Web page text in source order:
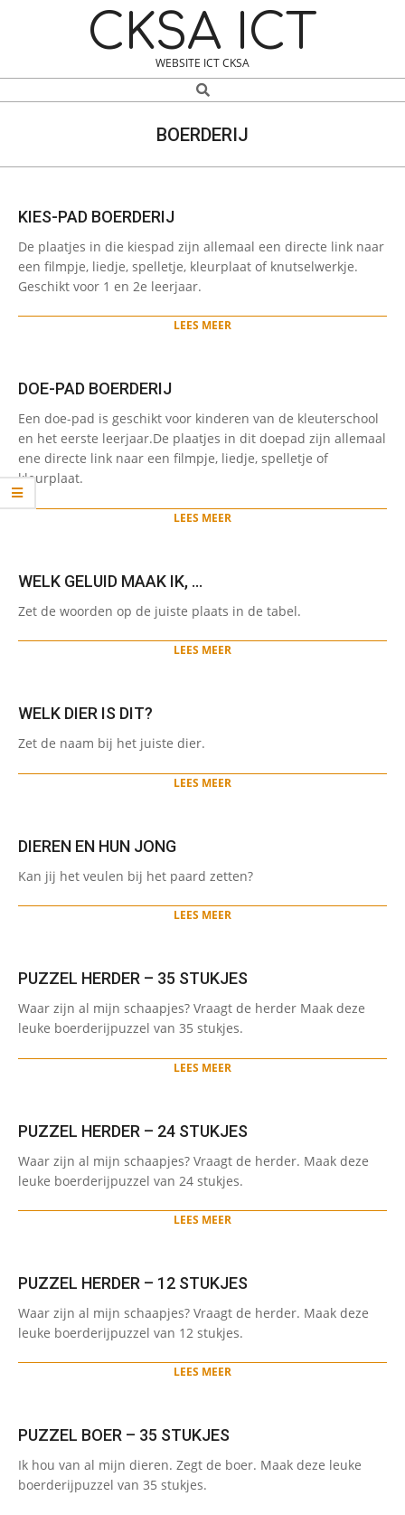
CKSA ICT
WEBSITE ICT CKSA
Search
BOERDERIJ
KIES-PAD BOERDERIJ
01-
15
De plaatjes in die kiespad zijn allemaal een directe link naar
een filmpje, liedje, spelletje, kleurplaat of knutselwerkje.
Geschikt voor 1 en 2e leerjaar.
LEES MEER
DOE-PAD BOERDERIJ
01-
15
Een doe-pad is geschikt voor kinderen van de kleuterschool
en het eerste leerjaar.De plaatjes in dit doepad zijn allemaal
ene directe link naar een filmpje, liedje, spelletje of
kleurplaat.
LEES MEER
WELK GELUID MAAK IK, …
05-
10
Zet de woorden op de juiste plaats in de tabel.
LEES MEER
WELK DIER IS DIT?
05-
10
Zet de naam bij het juiste dier.
LEES MEER
DIEREN EN HUN JONG
05-
10
Kan jij het veulen bij het paard zetten?
LEES MEER
PUZZEL HERDER – 35 STUKJES
05-
28
Waar zijn al mijn schaapjes? Vraagt de herder Maak deze
leuke boerderijpuzzel van 35 stukjes.
LEES MEER
PUZZEL HERDER – 24 STUKJES
05-
28
Waar zijn al mijn schaapjes? Vraagt de herder. Maak deze
leuke boerderijpuzzel van 24 stukjes.
LEES MEER
PUZZEL HERDER – 12 STUKJES
05-
28
Waar zijn al mijn schaapjes? Vraagt de herder. Maak deze
leuke boerderijpuzzel van 12 stukjes.
LEES MEER
PUZZEL BOER – 35 STUKJES
05-
28
Ik hou van al mijn dieren. Zegt de boer. Maak deze leuke
boerderijpuzzel van 35 stukjes.